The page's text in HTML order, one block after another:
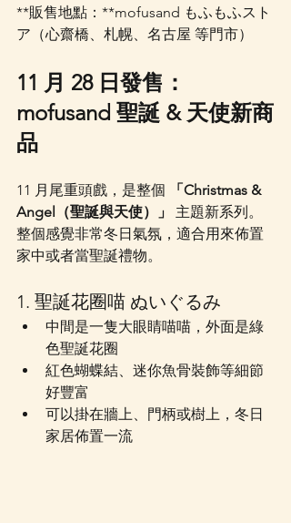
**販售地點：**mofusand もふもふスト
ア（心齋橋、札幌、名古屋 等門市）
11 月 28 日發售：
mofusand 聖誕 & 天使新商
品
11 月尾重頭戲，是整個
「Christmas &
Angel（聖誕與天使）」
主題新系列。
整個感覺非常冬日氣氛，適合用來佈置
家中或者當聖誕禮物。
1. 聖誕花圈喵 ぬいぐるみ
中間是一隻大眼睛喵喵，外面是綠
色聖誕花圈
紅色蝴蝶結、迷你魚骨裝飾等細節
好豐富
可以掛在牆上、門柄或樹上，冬日
家居佈置一流